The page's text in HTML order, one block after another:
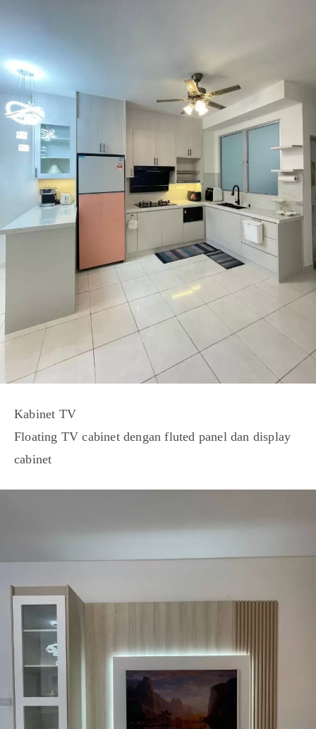
Kabinet TV
Floating TV cabinet dengan fluted panel dan display
cabinet